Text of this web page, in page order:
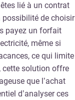
lié à un contrat
possibilité de choisir
payez un forfait
même si
ce qui limite
cette solution offre
que l’achat
d’analyser ces